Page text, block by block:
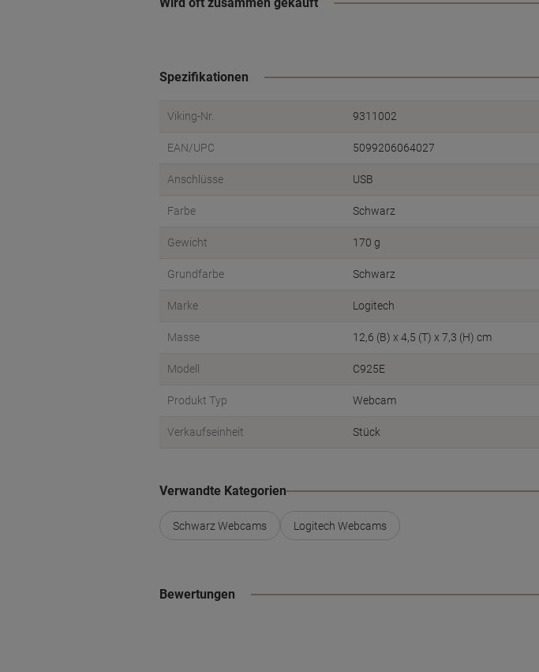
Spezifikationen
Viking-Nr. 9311002
EAN/UPC 5099206064027
Anschlüsse USB
Farbe Schwarz
Gewicht 170 g
Grundfarbe Schwarz
Marke Logitech
Masse 12,6 (B) x 4,5 (T) x 7,3 (H) cm
Modell C925E
Produkt Typ Webcam
Verkaufseinheit Stück
Verwandte Kategorien
Schwarz Webcams Logitech Webcams
Bewertungen